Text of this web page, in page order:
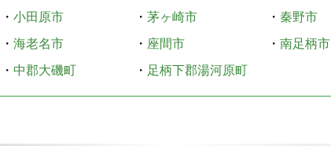
・ 小田原市 ・ 茅ヶ崎市 ・ 秦野市
・ 海老名市 ・ 座間市 ・ 南足柄市
・ 中郡大磯町 ・ 足柄下郡湯河原町